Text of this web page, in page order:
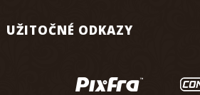
UŽITOČNÉ ODKAZY